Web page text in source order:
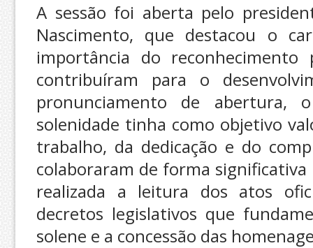
A sessão foi aberta pelo
Nascimento, que destacou o
importância do reconhecimento
contribuíram para o
pronunciamento de abertura,
solenidade tinha como objetivo
trabalho, da dedicação e do
colaboraram de forma
realizada a leitura dos atos
decretos legislativos que
solene e a concessão das